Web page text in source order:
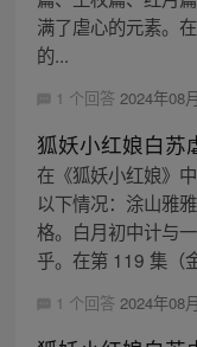
满了虐心的元素。
的...
1 个回答 2024年08
狐妖小红娘白苏
在《狐妖小红娘》
以下情况：涂山雅
格。白月初中计与
乎。在第 119 集（
1 个回答 2024年08